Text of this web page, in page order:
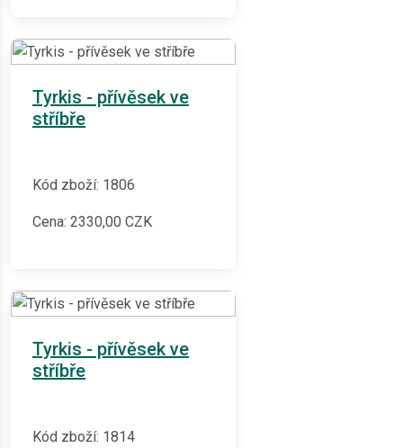
Tyrkis - přívěsek ve
stříbře
Kód zboží: 1806
Cena: 2330,00 CZK
Tyrkis - přívěsek ve
stříbře
Kód zboží: 1814